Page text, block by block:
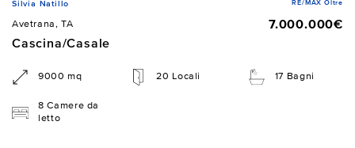
Silvia Natillo RE/MAX Oltre
Avetrana, TA
7.000.000€
Cascina/Casale
9000 mq 20 Locali 17 Bagni
8 Camere da
letto